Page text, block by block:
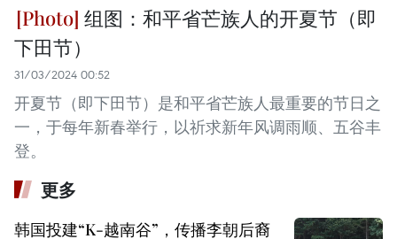
组图：和平省芒族人的开夏节（即
下田节）
31/03/2024 00:52
开夏节（即下田节）是和平省芒族人最重要的节日之
一，于每年新春举行，以祈求新年风调雨顺、五谷丰
登。
更多
韩国投建“K-越南谷”，传播李朝后裔